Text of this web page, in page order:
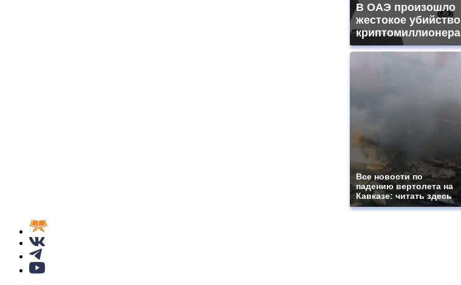
В ОАЭ произошло
жестокое убийство
криптомиллионера
Все новости по
падению вертолета на
Кавказе: читать здесь